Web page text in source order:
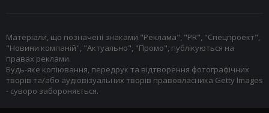
Матеріали, що позначені знаками "Реклама", "PR", "Спецпроект",
"Новини компаній", "Актуально", "Промо", публікуються на
правах реклами.
Будь-яке копіювання, передрук та відтворення фотографічних
творів та/або аудіовізуальних творів правовласника Getty Images
- суворо забороняється.